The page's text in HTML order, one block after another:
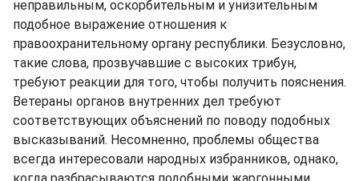
неправильным, оскорбительным и унизительным
подобное выражение отношения к
правоохранительному органу республики. Безусловно,
такие слова, прозвучавшие с высоких трибун,
требуют реакции для того, чтобы получить пояснения.
Ветераны органов внутренних дел требуют
соответствующих объяснений по поводу подобных
высказываний. Несомненно, проблемы общества
всегда интересовали народных избранников, однако,